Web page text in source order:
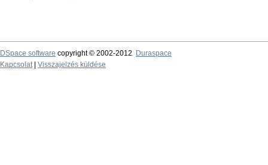
DSpace software copyright © 2002-2012
Duraspace
Kapcsolat| Visszajelzés küldése